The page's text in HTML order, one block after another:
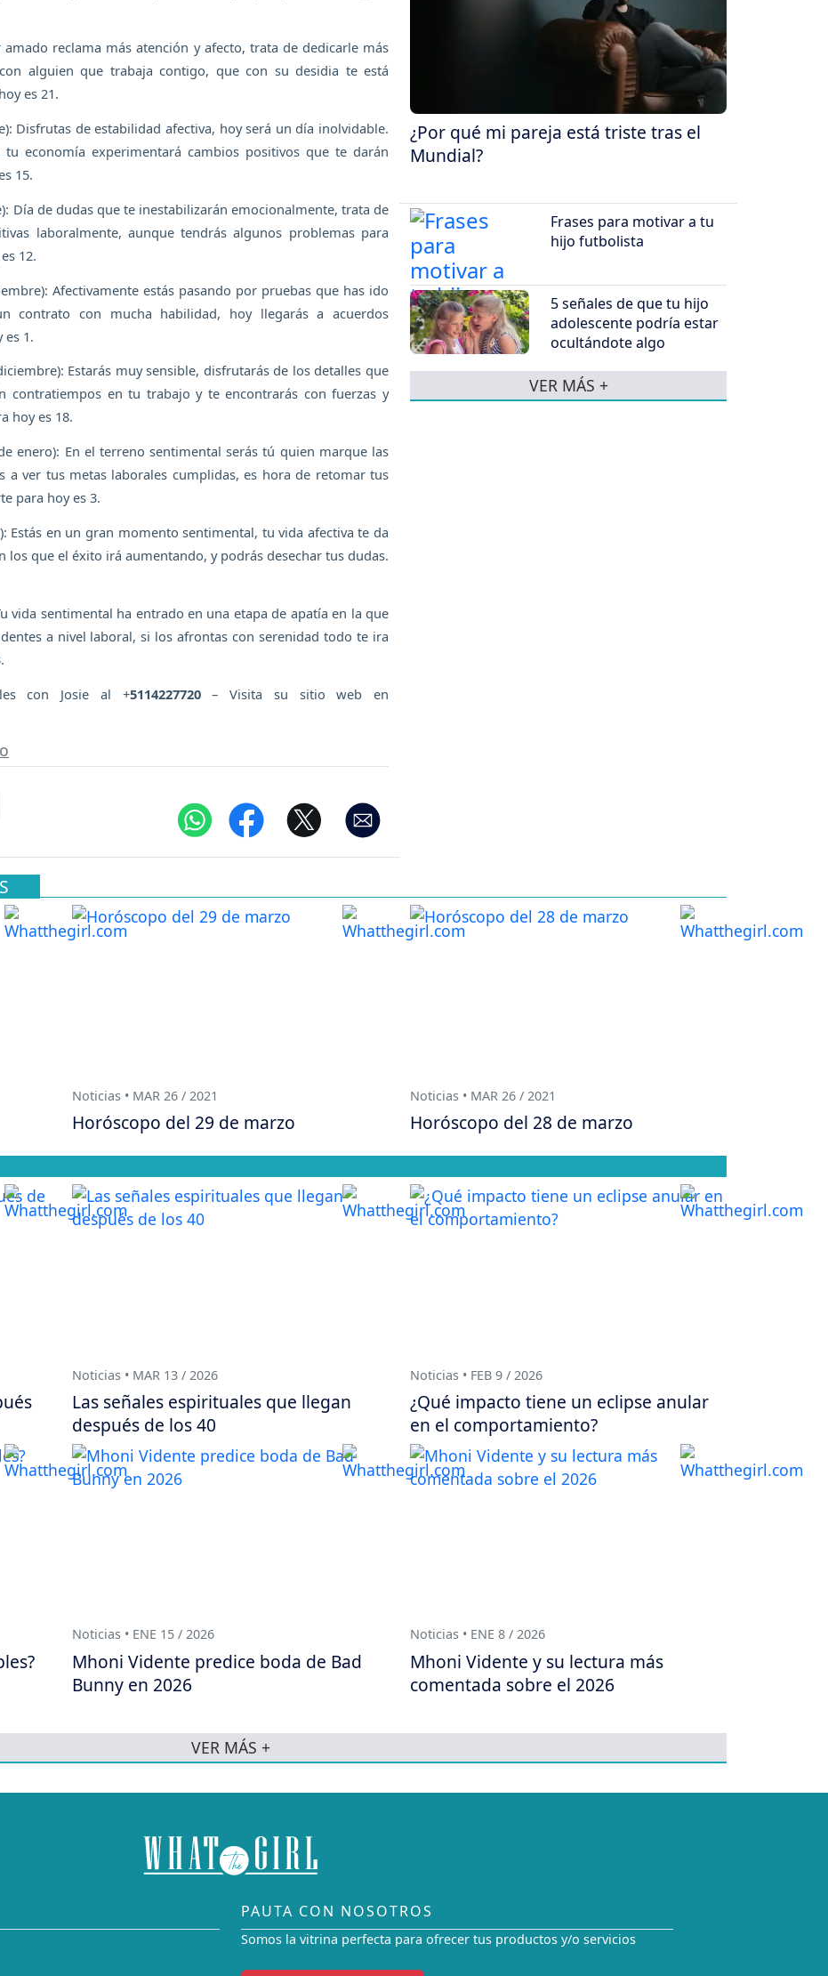
reclama más atención y afecto, trata de dedicarle más
alguien que trabaja contigo, que con su desidia te está
es 21.
Disfrutas de estabilidad afectiva, hoy será un día inolvidable.
economía experimentará cambios positivos que te darán
15.
Día de dudas que te inestabilizarán emocionalmente, trata de
laboralmente, aunque tendrás algunos problemas para
12.
Afectivamente estás pasando por pruebas que has ido
contrato con mucha habilidad, hoy llegarás a acuerdos
1.
Estarás muy sensible, disfrutarás de los detalles que
contratiempos en tu trabajo y te encontrarás con fuerzas y
hoy es 18.
enero): En el terreno sentimental serás tú quien marque las
a ver tus metas laborales cumplidas, es hora de retomar tus
para hoy es 3.
Estás en un gran momento sentimental, tu vida afectiva te da
los que el éxito irá aumentando, y podrás desechar tus dudas.
vida sentimental ha entrado en una etapa de apatía en la que
a nivel laboral, si los afrontas con serenidad todo te ira
con Josie al +5114227720– Visita su sitio web en
¿Por qué mi pareja está triste tras el
Mundial?
Frases para motivar a tu
hijo futbolista
5 señales de que tu hijo
adolescente podría estar
ocultándote algo
VER MÁS +
Noticias • MAR 26 / 2021
Horóscopo del 29 de marzo
Noticias • MAR 26 / 2021
Horóscopo del 28 de marzo
Noticias • MAR 13 / 2026
Las señales espirituales que llegan
después de los 40
Noticias • FEB 9 / 2026
¿Qué impacto tiene un eclipse anular
en el comportamiento?
Noticias • ENE 15 / 2026
Mhoni Vidente predice boda de Bad
Bunny en 2026
Noticias • ENE 8 / 2026
Mhoni Vidente y su lectura más
comentada sobre el 2026
VER MÁS +
PAUTA CON NOSOTROS
Somos la vitrina perfecta para ofrecer tus productos y/o servicios